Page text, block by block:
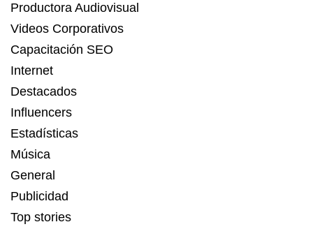
Productora Audiovisual
Videos Corporativos
Capacitación SEO
Internet
Destacados
Influencers
Estadísticas
Música
General
Publicidad
Top stories